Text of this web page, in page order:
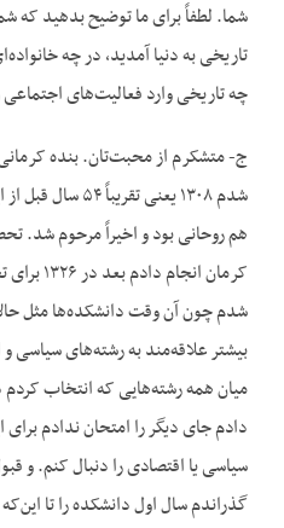
شما. لطفاً برای ما توضیح بدهید که
تاریخی به دنیا آمدید، در چه
چه تاریخی وارد فعالیت‌های
ج- متشکرم از محبت‌تان. بنده
شدم ۱۳۰۸ یعنی
هم روحانی بود و اخیراً مرحوم شد.
کرمان
شدم چون آن وقت دانشکده‌ها مثل
بیشتر علاقه‌مند به رشته‌های سیاسی
میان همه رشته‌هایی که انتخاب
دادم جای دیگر را امتحان ندادم
سیاسی یا اقتصادی را دنبال کنم. و
گذراندم سال اول دانشکده را تا